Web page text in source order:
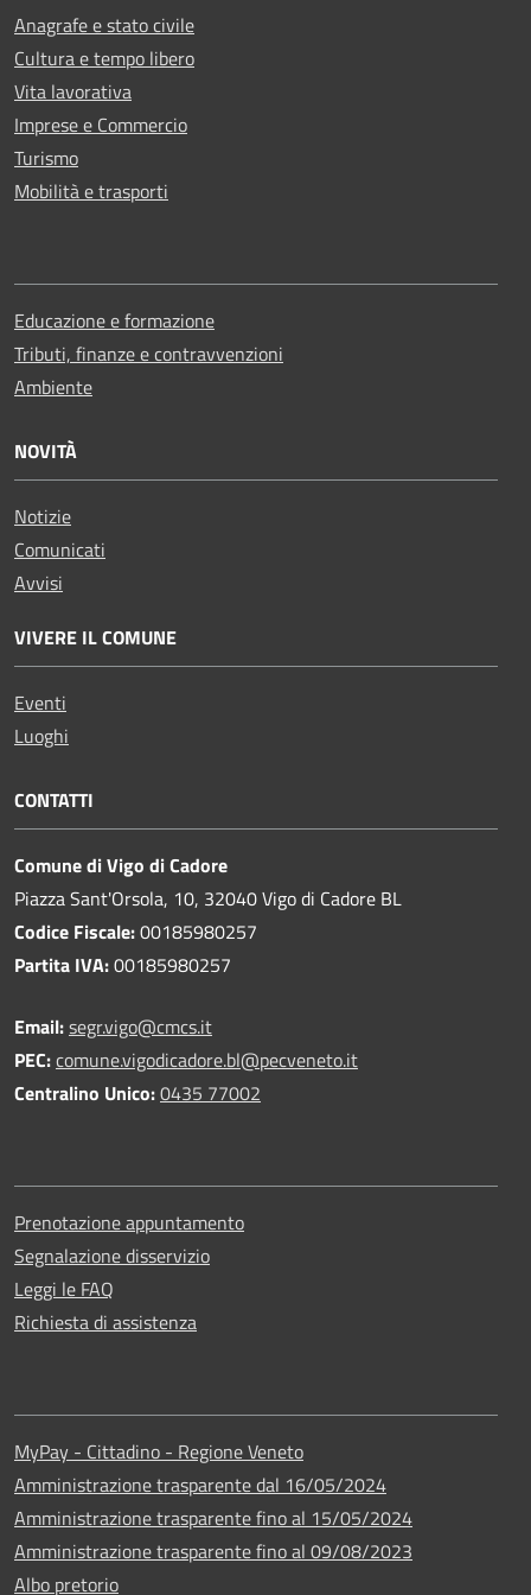
Anagrafe e stato civile
Cultura e tempo libero
Vita lavorativa
Imprese e Commercio
Turismo
Mobilità e trasporti
Educazione e formazione
Tributi, finanze e contravvenzioni
Ambiente
NOVITÀ
Notizie
Comunicati
Avvisi
VIVERE IL COMUNE
Eventi
Luoghi
CONTATTI
Comune di Vigo di Cadore
Piazza Sant'Orsola, 10, 32040 Vigo di Cadore BL
Codice Fiscale:00185980257
Partita IVA:00185980257
Email:segr.vigo@cmcs.it
PEC:comune.vigodicadore.bl@pecveneto.it
Centralino Unico:0435 77002
Prenotazione appuntamento
Segnalazione disservizio
Leggi le FAQ
Richiesta di assistenza
MyPay - Cittadino - Regione Veneto
Amministrazione trasparente dal 16/05/2024
Amministrazione trasparente fino al 15/05/2024
Amministrazione trasparente fino al 09/08/2023
Albo pretorio